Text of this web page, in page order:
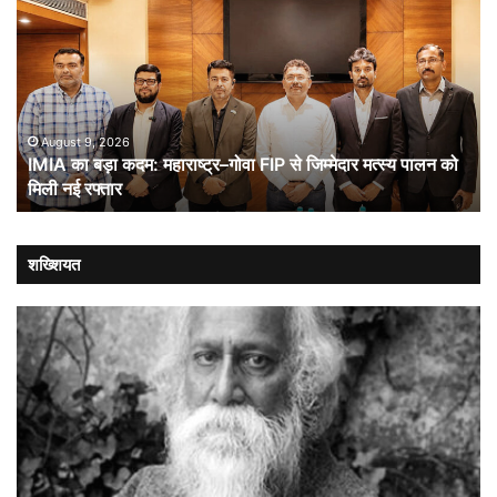
बड़ा
कदम:
महाराष्ट्र–
गोवा
FIP
से
जिम्मेदार
मत्स्य
पालन
मिली
नई
रफ्तार
August 9, 2026
IMIA का बड़ा कदम: महाराष्ट्र–गोवा FIP से जिम्मेदार मत्स्य पालन को
मिली नई रफ्तार
शख्शियत